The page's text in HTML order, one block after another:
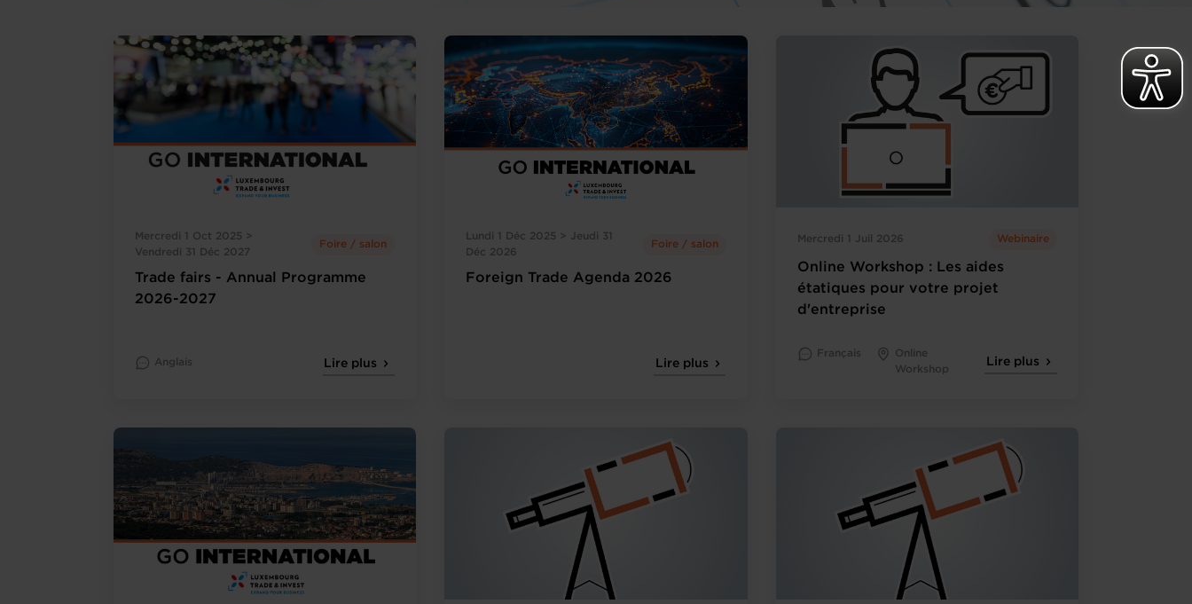
Mercredi 1 Oct 2025 >
Vendredi 31 Déc 2027
Foire / salon
Trade fairs - Annual Programme
2026-2027
Anglais Lire plus
Lundi 1 Déc 2025 > Jeudi 31
Déc 2026
Foire / salon
Foreign Trade Agenda 2026
Lire plus
Mercredi 1 Juil 2026 Webinaire
Online Workshop : Les aides
étatiques pour votre projet
d'entreprise
Français
Online
Workshop
Lire plus